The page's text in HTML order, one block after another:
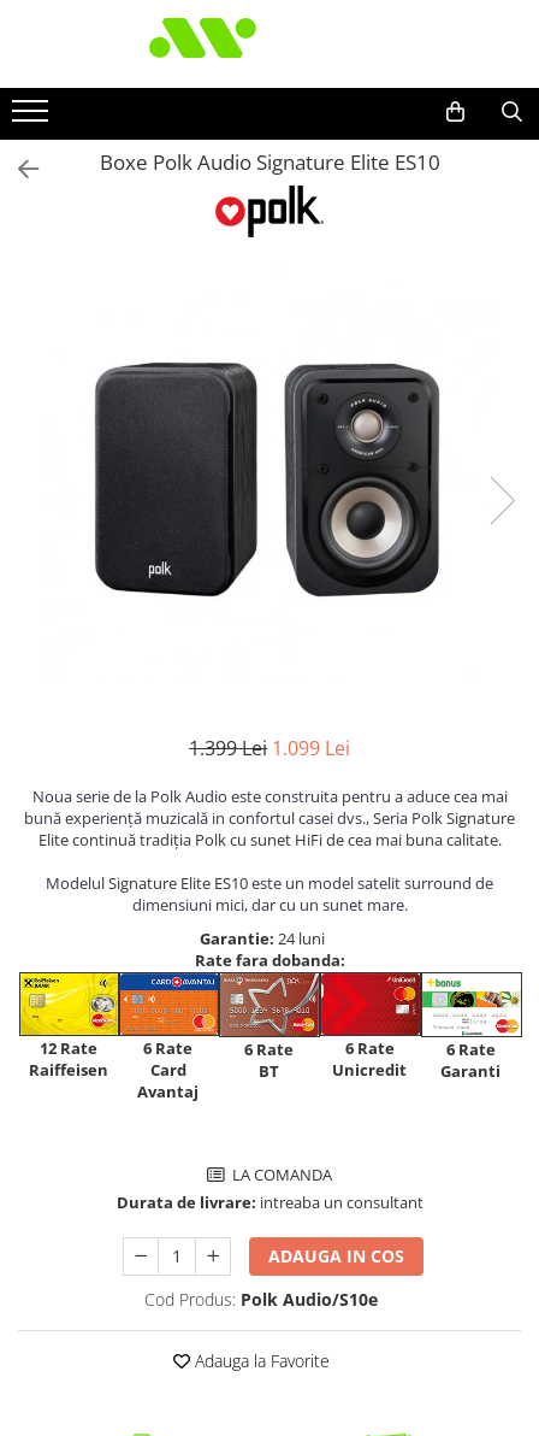
Boxe Polk Audio Signature Elite ES10
1.399 Lei 1.099 Lei
Noua serie de la Polk Audio este construita pentru a aduce cea mai
bună experiență muzicală in confortul casei dvs., Seria PolkSignature
Elite continuă tradiția Polk cu sunet HiFi de cea mai buna calitate.
ModelulSignature Elite ES10este un model satelit surround de
dimensiuni mici, dar cu un sunet mare.
Garantie: 24 luni
Rate fara dobanda:
12 Rate
Raiffeisen
6 Rate
Card
Avantaj
6 Rate
BT
6 Rate
Unicredit
6 Rate
Garanti
LA COMANDA
Durata de livrare: intreaba un consultant
ADAUGA IN COS
Cod Produs: Polk Audio/S10e
Adauga la Favorite